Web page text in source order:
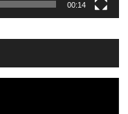
00:14